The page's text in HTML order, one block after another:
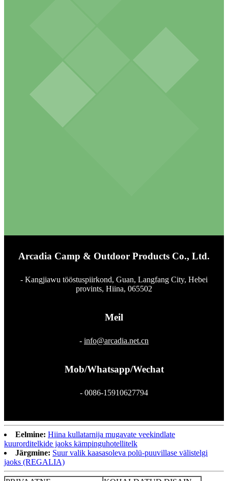
Arcadia Camp & Outdoor Products Co., Ltd.
- Kangjiawu tööstuspiirkond, Guan, Langfang City, Hebei
provints, Hiina, 065502
Meil
- info@arcadia.net.cn
Mob/Whatsapp/Wechat
- 0086-15910627794
Eelmine: Hiina kullatarnija mugavate veekindlate
kuurorditelkide jaoks kämpinguhotellitelk
Järgmine: Suur valik kaasasoleva polü-puuvillase välistelgi
jaoks (REGALIA)